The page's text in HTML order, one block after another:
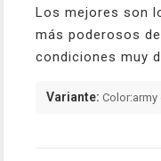
Los mejores son
más poderosos
condiciones muy
Variante: Color:army